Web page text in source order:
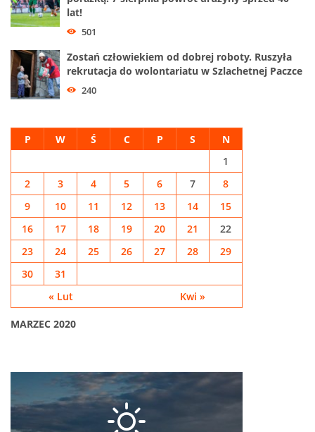
lat!
501
Zostań człowiekiem od dobrej roboty. Ruszyła
rekrutacja do wolontariatu w Szlachetnej Paczce
240
MARZEC 2020
P W Ś C P S N
« Lut Kwi »
1
2
3 4 5 6 7
8
9
10 11 12 13 14
15
16
17 18 19 20 21
22
23
24 25 26 27 28
29
30
31